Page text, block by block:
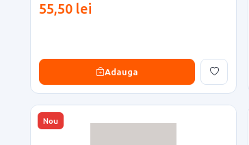
55,50 lei
Adauga
Nou